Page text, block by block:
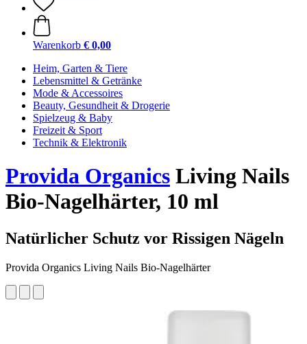
Warenkorb € 0,00
Heim, Garten & Tiere
Lebensmittel & Getränke
Mode & Accessoires
Beauty, Gesundheit & Drogerie
Spielzeug & Baby
Freizeit & Sport
Technik & Elektronik
Provida Organics Living Nails
Bio-Nagelhärter, 10 ml
Natürlicher Schutz vor Rissigen Nägeln
Provida Organics Living Nails Bio-Nagelhärter